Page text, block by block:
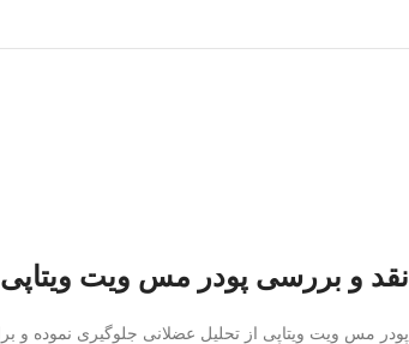
نقد و بررسی پودر مس ویت ویتاپی